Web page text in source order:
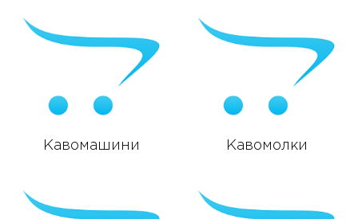
Кавомашини Кавомолки